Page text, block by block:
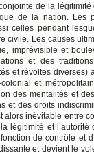
de la légitimité
de la nation. Les
celles pendant
civile. Les causes
imprévisible et
et des
et révoltes diverses)
et
des mentalités et
et des droits
inévitable entre
et l’autorité
de contrôle et
et devient le